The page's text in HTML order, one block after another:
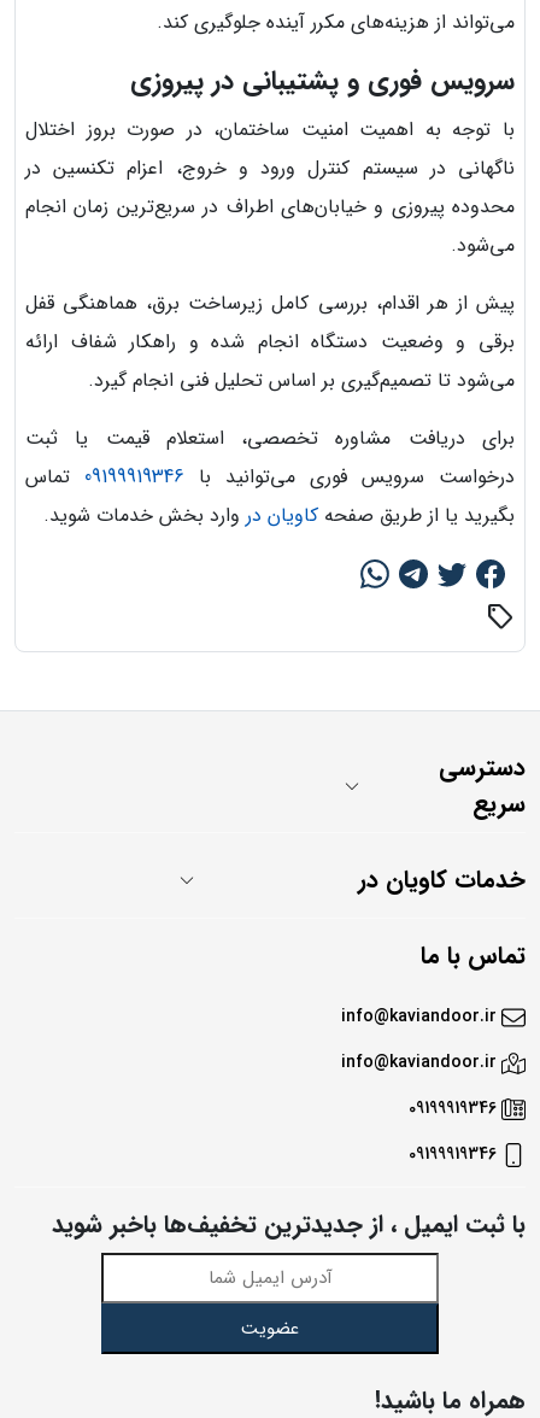
می‌تواند از هزینه‌های مکرر آینده جلوگیری کند.
سرویس فوری و پشتیبانی در پیروزی
با توجه به اهمیت امنیت ساختمان، در صورت بروز اختلال
ناگهانی در سیستم کنترل ورود و خروج، اعزام تکنسین در
محدوده پیروزی و خیابان‌های اطراف در سریع‌ترین زمان انجام
می‌شود.
پیش از هر اقدام، بررسی کامل زیرساخت برق، هماهنگی قفل
برقی و وضعیت دستگاه انجام شده و راهکار شفاف ارائه
می‌شود تا تصمیم‌گیری بر اساس تحلیل فنی انجام گیرد.
برای دریافت مشاوره تخصصی، استعلام قیمت یا ثبت
درخواست سرویس فوری می‌توانید با 09199919346 تماس
بگیرید یا از طریق صفحه کاویان در وارد بخش خدمات شوید.
sell
دسترسی
سریع
خدمات کاویان در
تماس با ما
info@kaviandoor.ir
info@kaviandoor.ir
09199919346
09199919346
با ثبت ایمیل ، از جدید‌ترین تخفیف‌ها با‌خبر شوید
عضویت
همراه ما باشید!